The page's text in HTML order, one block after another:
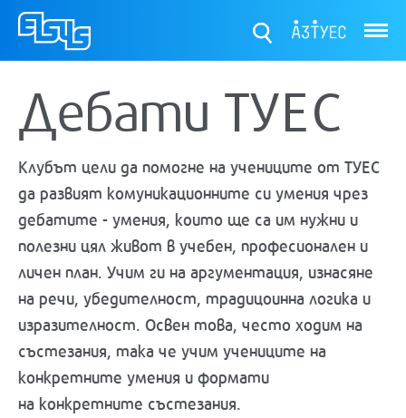
Дебати ТУЕС
Клубът цели да помогне на учениците от ТУЕС
да развият комуникационните си умения чрез
дебатите - умения, които ще са им нужни и
полезни цял живот в учебен, професионален и
личен план. Учим ги на аргументация, изнасяне
на речи, убедителност, традицоинна логика и
изразителност. Освен това, често ходим на
състезания, така че учим учениците на
конкретните умения и формати
на конкретните състезания.